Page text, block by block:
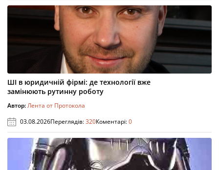
ШІ в юридичній фірмі: де технології вже
замінюють рутинну роботу
Автор:Лента от Протокола
03.08.2026Переглядів:320Коментарі:0